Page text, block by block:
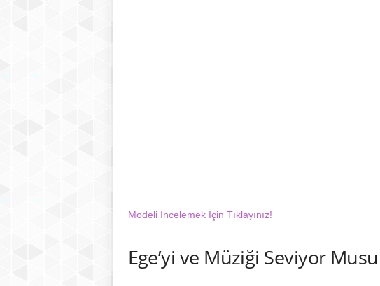
Modeli İncelemek İçin Tıklayınız!
Ege’yi ve Müziği Seviyor